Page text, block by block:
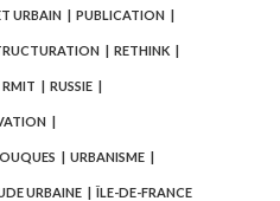
URBAIN PUBLICATION
RETHINK
RMIT RUSSIE
URBANISME
URBAINE ÎLE-DE-FRANCE